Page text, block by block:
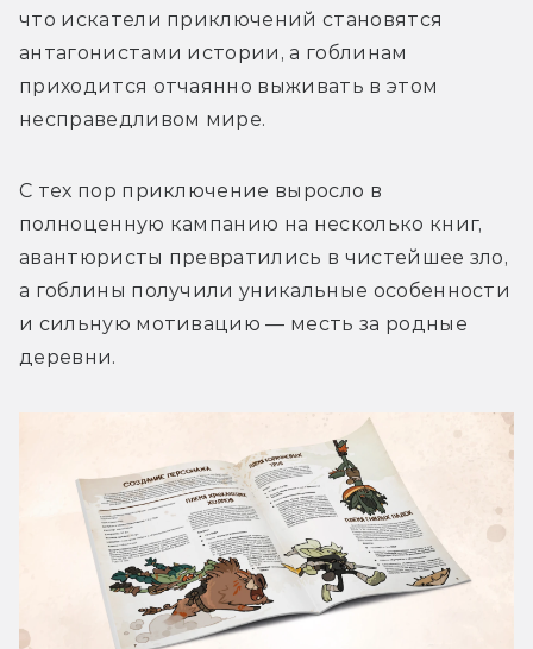
что искатели приключений становятся
антагонистами истории, а гоблинам
приходится отчаянно выживать в этом
несправедливом мире.
С тех пор приключение выросло в
полноценную кампанию на несколько книг,
авантюристы превратились в чистейшее зло,
а гоблины получили уникальные особенности
и сильную мотивацию — месть за родные
деревни.